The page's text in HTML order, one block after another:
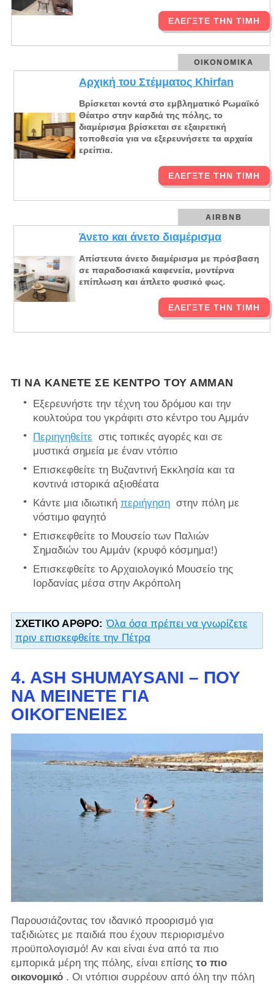
ΕΛΈΓΞΤΕ ΤΗΝ ΤΙΜΉ
ΟΙΚΟΝΟΜΙΚΆ
Αρχική του Στέμματος Khirfan
Βρίσκεται κοντά στο εμβληματικό Ρωμαϊκό
Θέατρο στην καρδιά της πόλης, το
διαμέρισμα βρίσκεται σε εξαιρετική
τοποθεσία για να εξερευνήσετε τα αρχαία
ερείπια.
ΕΛΈΓΞΤΕ ΤΗΝ ΤΙΜΉ
AIRBNB
Άνετο και άνετο διαμέρισμα
Απίστευτα άνετο διαμέρισμα με πρόσβαση
σε παραδοσιακά καφενεία, μοντέρνα
επίπλωση και άπλετο φυσικό φως.
ΕΛΈΓΞΤΕ ΤΗΝ ΤΙΜΉ
ΤΙ ΝΑ ΚΆΝΕΤΕ ΣΕ ΚΈΝΤΡΟ ΤΟΥ ΑΜΜΆΝ
Εξερευνήστε την τέχνη του δρόμου και την
κουλτούρα του γκράφιτι στο κέντρο του Αμμάν
Περιηγηθείτε στις τοπικές αγορές και σε
μυστικά σημεία με έναν ντόπιο
Επισκεφθείτε τη Βυζαντινή Εκκλησία και τα
κοντινά ιστορικά αξιοθέατα
Κάντε μια ιδιωτική περιήγησηστην πόλη με
νόστιμο φαγητό
Επισκεφθείτε το Μουσείο των Παλιών
Σημαδιών του Αμμάν (κρυφό κόσμημα!)
Επισκεφθείτε το Αρχαιολογικό Μουσείο της
Ιορδανίας μέσα στην Ακρόπολη
ΣΧΕΤΙΚΌ ΆΡΘΡΟ:Όλα όσα πρέπει να γνωρίζετε
πριν επισκεφθείτε την Πέτρα
4. ASH SHUMAYSANI – ΠΟΎ
ΝΑ ΜΕΊΝΕΤΕ ΓΙΑ
ΟΙΚΟΓΈΝΕΙΕΣ
Παρουσιάζοντας τον ιδανικό προορισμό για
ταξιδιώτες με παιδιά που έχουν περιορισμένο
προϋπολογισμό! Αν και είναι ένα από τα πιο
εμπορικά μέρη της πόλης, είναι επίσης το πιο
οικονομικό. Οι ντόπιοι συρρέουν από όλη την πόλη